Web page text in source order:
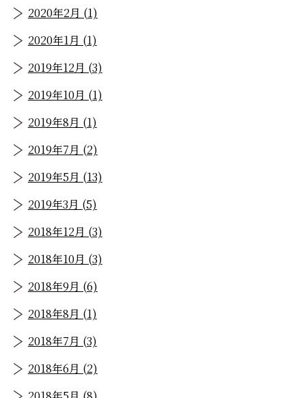
2020年2月 (1)
2020年1月 (1)
2019年12月 (3)
2019年10月 (1)
2019年8月 (1)
2019年7月 (2)
2019年5月 (13)
2019年3月 (5)
2018年12月 (3)
2018年10月 (3)
2018年9月 (6)
2018年8月 (1)
2018年7月 (3)
2018年6月 (2)